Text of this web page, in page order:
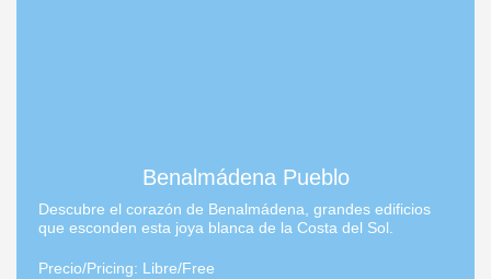
Benalmádena Pueblo
Descubre el corazón de Benalmádena, grandes edificios
que esconden esta joya blanca de la Costa del Sol.
Precio/Pricing: Libre/Free